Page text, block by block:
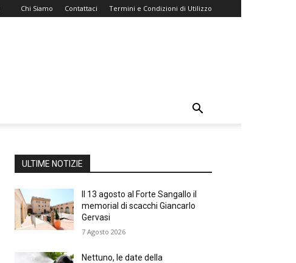
Chi Siamo Contattaci Termini e Condizioni di Utilizzo
ULTIME NOTIZIE
Il 13 agosto al Forte Sangallo il
memorial di scacchi Giancarlo
Gervasi
7 Agosto 2026
Nettuno, le date della